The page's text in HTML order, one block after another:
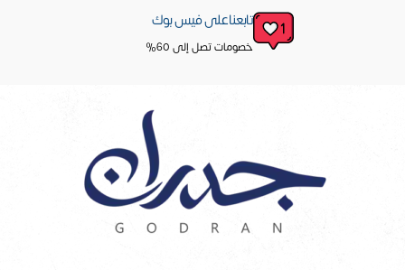
تابعنا على فيس بوك
خصومات تصل إلى 60%